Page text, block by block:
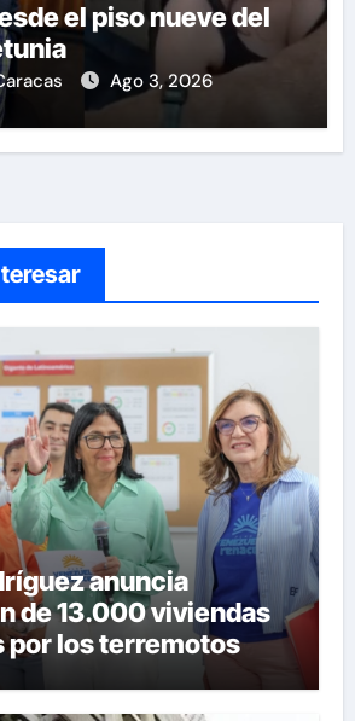
el piso nueve del
Ago 3, 2026
anuncia
de 13.000 viviendas
por los terremotos